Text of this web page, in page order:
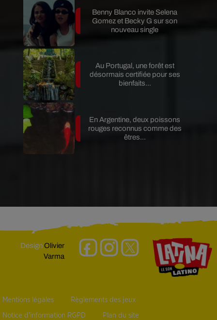
Benny Blanco invite Selena
Gomez et Becky G sur son
nouveau single
Au Portugal, une forêt est
désormais certifiée pour ses
bienfaits...
En Argentine, deux poissons
rouges reconnus comme des
êtres...
DesignOlivier
Varma
Mentions légales Règlements des jeux
Notice d’information RGPD Plan du site